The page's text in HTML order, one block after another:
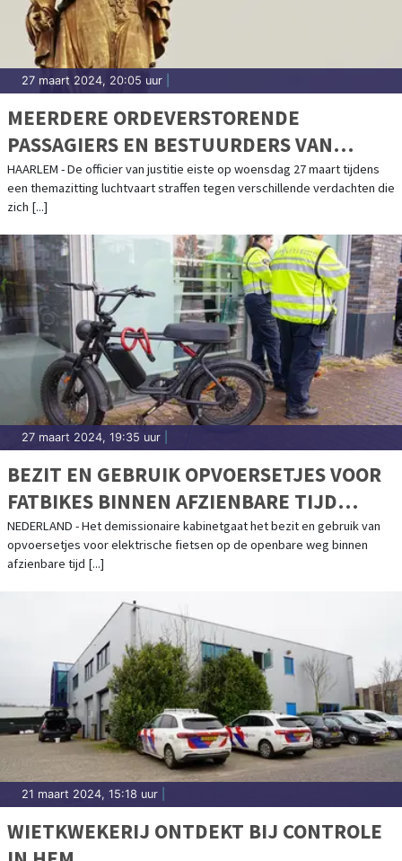
27 maart 2024, 20:05 uur
MEERDERE ORDEVERSTORENDE
PASSAGIERS EN BESTUURDERS VAN
DRONES VEROORDEELD
HAARLEM - De officier van justitie eiste op woensdag 27 maart tijdens
een themazitting luchtvaart straffen tegen verschillende verdachten die
zich [...]
27 maart 2024, 19:35 uur
BEZIT EN GEBRUIK OPVOERSETJES VOOR
FATBIKES BINNEN AFZIENBARE TIJD
VERBODEN
NEDERLAND - Het demissionaire kabinetgaat het bezit en gebruik van
opvoersetjes voor elektrische fietsen op de openbare weg binnen
afzienbare tijd [...]
21 maart 2024, 15:18 uur
WIETKWEKERIJ ONTDEKT BIJ CONTROLE